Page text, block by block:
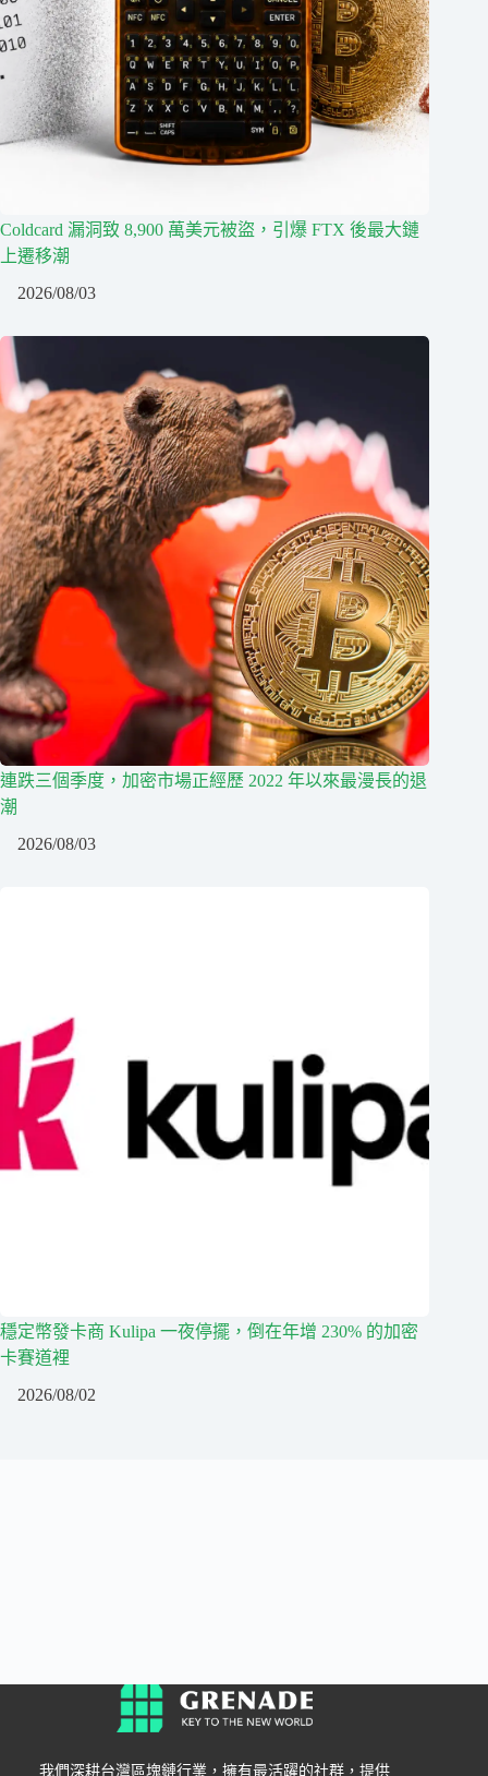
Coldcard 漏洞致 8,900 萬美元被盜，引爆 FTX 後最大鏈
上遷移潮
2026/08/03
連跌三個季度，加密市場正經歷 2022 年以來最漫長的退
潮
2026/08/03
穩定幣發卡商 Kulipa 一夜停擺，倒在年增 230% 的加密
卡賽道裡
2026/08/02
我們深耕台灣區塊鏈行業，擁有最活躍的社群，提供